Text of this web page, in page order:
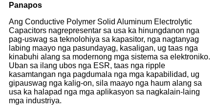
Panapos
Ang Conductive Polymer Solid Aluminum Electrolytic
Capacitors nagrepresentar sa usa ka hinungdanon nga
pag-uswag sa teknolohiya sa kapasitor, nga nagtanyag
labing maayo nga pasundayag, kasaligan, ug taas nga
kinabuhi alang sa modernong mga sistema sa elektroniko.
Uban sa ilang ubos nga ESR, taas nga ripple
kasamtangan nga pagdumala nga mga kapabilidad, ug
gipauswag nga kalig-on, sila maayo nga haum alang sa
usa ka halapad nga mga aplikasyon sa nagkalain-laing
mga industriya.